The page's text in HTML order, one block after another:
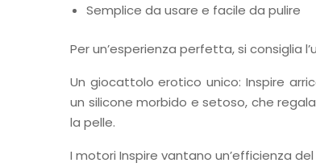
Semplice da usare e facile da pulire
Per un’esperienza perfetta, si consiglia
Un giocattolo erotico unico: Inspire
un silicone morbido e setoso, che
la pelle.
I motori Inspire vantano un’efficienza del